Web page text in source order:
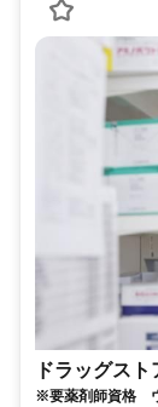
ドラッグス
※要薬剤師資格